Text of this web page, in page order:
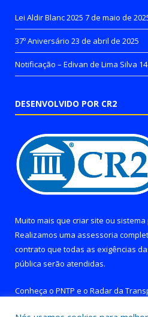
Lei Aldir Blanc 2025 7 de maio de
37º Aniversário 23 de abril de 2025
Notificação – Edivan de Lima Silva
DESENVOLVIDO POR CR2
Muito mais que criar site ou
Realizamos uma assessoria
contrato que todas as exigências
pública serão atendidas.
Conheça o PNTP e o Radar da